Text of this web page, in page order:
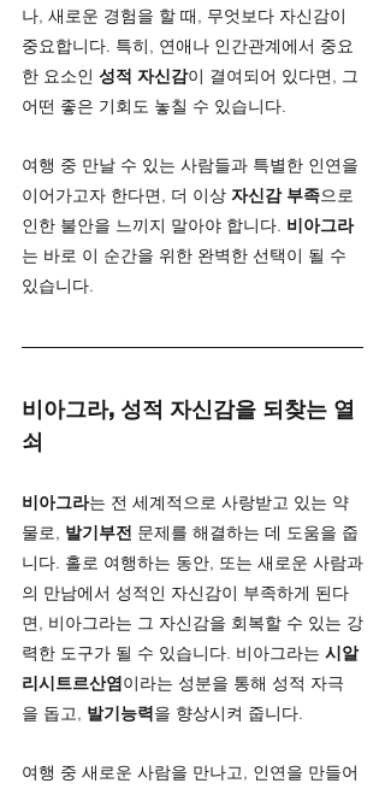
나, 새로운 경험을 할 때, 무엇보다 자신감이
중요합니다. 특히, 연애나 인간관계에서 중요
한 요소인 성적 자신감이 결여되어 있다면, 그
어떤 좋은 기회도 놓칠 수 있습니다.
여행 중 만날 수 있는 사람들과 특별한 인연을
이어가고자 한다면, 더 이상 자신감 부족으로
인한 불안을 느끼지 말아야 합니다. 비아그라
는 바로 이 순간을 위한 완벽한 선택이 될 수
있습니다.
비아그라, 성적 자신감을 되찾는 열
쇠
비아그라는 전 세계적으로 사랑받고 있는 약
물로, 발기부전 문제를 해결하는 데 도움을 줍
니다. 홀로 여행하는 동안, 또는 새로운 사람과
의 만남에서 성적인 자신감이 부족하게 된다
면, 비아그라는 그 자신감을 회복할 수 있는 강
력한 도구가 될 수 있습니다. 비아그라는 시알
리시트르산염이라는 성분을 통해 성적 자극
을 돕고, 발기능력을 향상시켜 줍니다.
여행 중 새로운 사람을 만나고, 인연을 만들어